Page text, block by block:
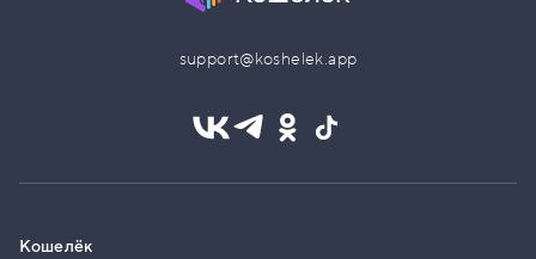
support@koshelek.app
Кошелёк